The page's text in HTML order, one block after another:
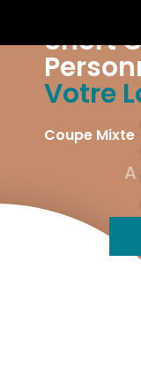
Short
Votre
Coupe Mixte